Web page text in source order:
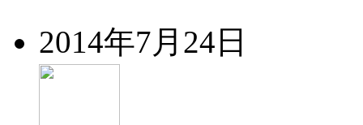
2014年7月24日